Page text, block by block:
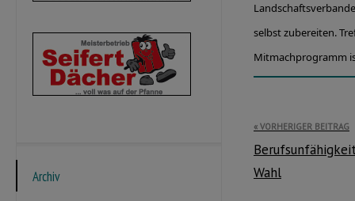
selbst zubereiten.
Mitmachprogramm
VORHERIGER BEITRAG
Wahl
Archiv